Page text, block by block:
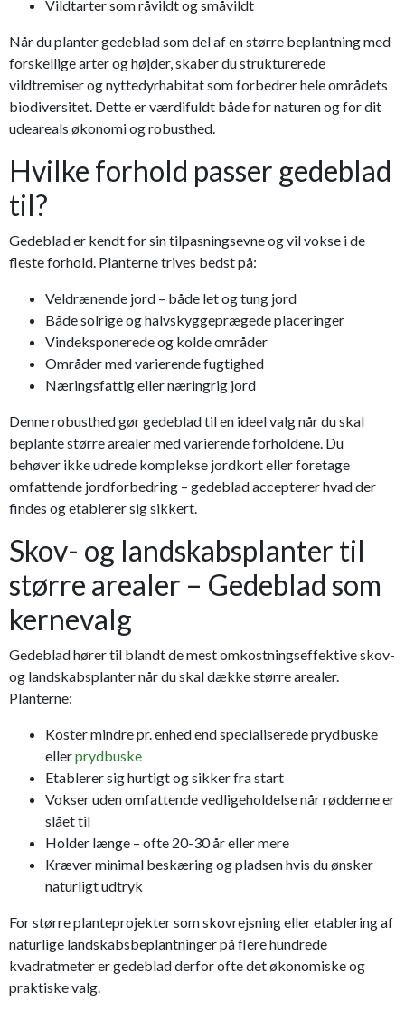
Vildtarter som råvildt og småvildt
Når du planter gedeblad som del af en større beplantning med
forskellige arter og højder, skaber du strukturerede
vildtremiser og nyttedyrhabitat som forbedrer hele områdets
biodiversitet. Dette er værdifuldt både for naturen og for dit
udeareals økonomi og robusthed.
Hvilke forhold passer gedeblad
til?
Gedeblad er kendt for sin tilpasningsevne og vil vokse i de
fleste forhold. Planterne trives bedst på:
Veldrænende jord – både let og tung jord
Både solrige og halvskyggeprægede placeringer
Vindeksponerede og kolde områder
Områder med varierende fugtighed
Næringsfattig eller næringrig jord
Denne robusthed gør gedeblad til en ideel valg når du skal
beplante større arealer med varierende forholdene. Du
behøver ikke udrede komplekse jordkort eller foretage
omfattende jordforbedring – gedeblad accepterer hvad der
findes og etablerer sig sikkert.
Skov- og landskabsplanter til
større arealer – Gedeblad som
kernevalg
Gedeblad hører til blandt de mest omkostningseffektive skov-
og landskabsplanter når du skal dække større arealer.
Planterne:
Koster mindre pr. enhed end specialiserede prydbuske
ellerprydbuske
Etablerer sig hurtigt og sikker fra start
Vokser uden omfattende vedligeholdelse når rødderne er
slået til
Holder længe – ofte 20-30 år eller mere
Kræver minimal beskæring og pladsen hvis du ønsker
naturligt udtryk
For større planteprojekter som skovrejsning eller etablering af
naturlige landskabsbeplantninger på flere hundrede
kvadratmeter er gedeblad derfor ofte det økonomiske og
praktiske valg.